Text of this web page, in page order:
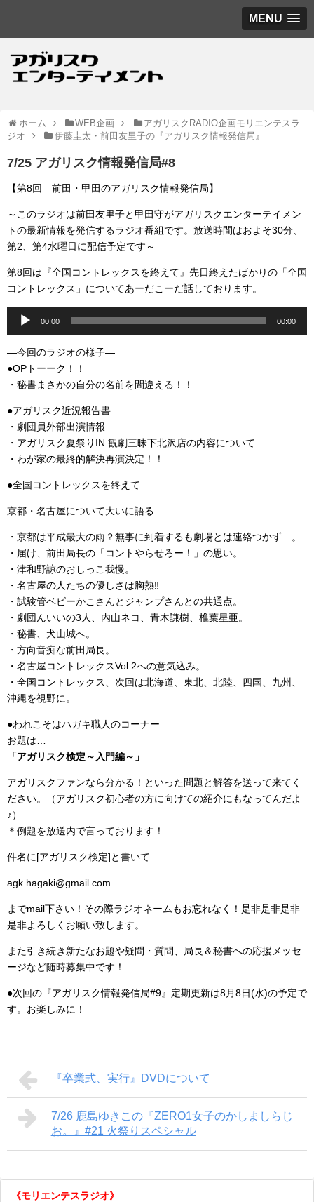
MENU
ホーム WEB企画
アガリスクRADIO企画モリエンテスラ
ジオ
伊藤圭太・前田友里子の『アガリスク情報発信局』
7/25 アガリスク情報発信局#8
【第8回 前田・甲田のアガリスク情報発信局】
～このラジオは前田友里子と甲田守がアガリスクエンターテイメン
トの最新情報を発信するラジオ番組です。放送時間はおよそ30分、
第2、第4水曜日に配信予定です～
第8回は『全国コントレックスを終えて』先日終えたばかりの「全国
コントレックス」についてあーだこーだ話しております。
ー
00:00 00:00
―今回のラジオの様子―
●OPトーーク！！
・秘書まさかの自分の名前を間違える！！
●アガリスク近況報告書
・劇団員外部出演情報
・アガリスク夏祭りIN 観劇三昧下北沢店の内容について
・わが家の最終的解決再演決定！！
●全国コントレックスを終えて
京都・名古屋について大いに語る…
・京都は平成最大の雨？無事に到着するも劇場とは連絡つかず…。
・届け、前田局長の「コントやらせろー！」の思い。
・津和野諒のおしっこ我慢。
・名古屋の人たちの優しさは胸熱‼
・試験管ベビーかこさんとジャンプさんとの共通点。
・劇団んいいの3人、内山ネコ、青木謙樹、椎葉星亜。
・秘書、犬山城へ。
・方向音痴な前田局長。
・名古屋コントレックスVol.2への意気込み。
・全国コントレックス、次回は北海道、東北、北陸、四国、九州、
沖縄を視野に。
●われこそはハガキ職人のコーナー
お題は…
「アガリスク検定～入門編～」
アガリスクファンなら分かる！といった問題と解答を送って来てく
ださい。（アガリスク初心者の方に向けての紹介にもなってんだよ
♪）
＊例題を放送内で言っております！
件名に[アガリスク検定]と書いて
agk.hagaki@gmail.com
までmail下さい！その際ラジオネームもお忘れなく！是非是非是非
是非よろしくお願い致します。
また引き続き新たなお題や疑問・質問、局長＆秘書への応援メッセ
ージなど随時募集中です！
●次回の『アガリスク情報発信局#9』定期更新は8月8日(水)の予定で
す。お楽しみに！
『卒業式、実行』DVDについて
7/26 鹿島ゆきこの『ZERO1女子のかしましらじ
お。』#21 火祭りスペシャル
《モリエンテスラジオ》